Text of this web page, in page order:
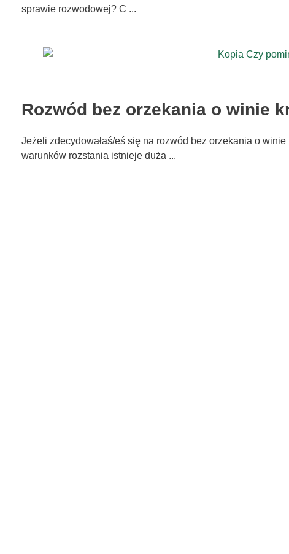
sprawie rozwodowej? C ...
Rozwód bez orzekania o winie
Jeżeli zdecydowałaś/eś się na rozwód bez orzekania o
warunków rozstania istnieje duża ...